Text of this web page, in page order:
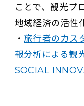
ことで、観光プ
地域経済の活性
・旅行者のカス
報分析による観
SOCIAL